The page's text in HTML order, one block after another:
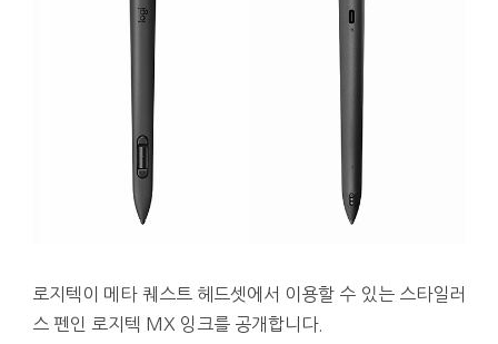
로지텍이 메타 퀘스트 헤드셋에서 이용할 수 있는 스타일러
스 펜인 로지텍 MX 잉크를 공개합니다.